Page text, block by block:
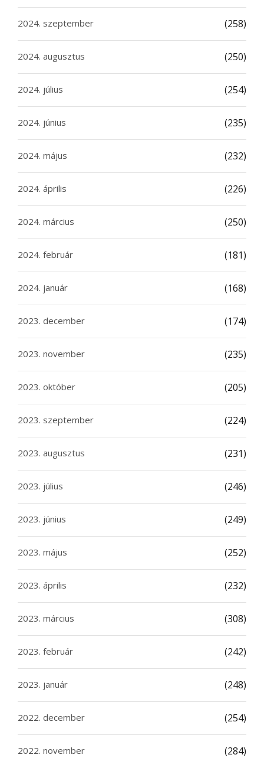
2024. szeptember (258)
2024. augusztus (250)
2024. július (254)
2024. június (235)
2024. május (232)
2024. április (226)
2024. március (250)
2024. február (181)
2024. január (168)
2023. december (174)
2023. november (235)
2023. október (205)
2023. szeptember (224)
2023. augusztus (231)
2023. július (246)
2023. június (249)
2023. május (252)
2023. április (232)
2023. március (308)
2023. február (242)
2023. január (248)
2022. december (254)
2022. november (284)